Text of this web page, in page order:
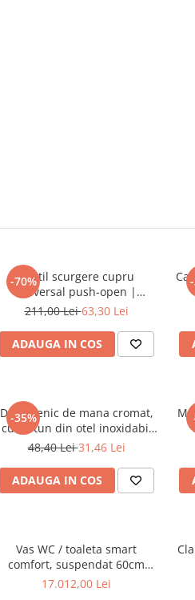
-70%
Ventil scurgere cupru
universal push-open |
A4514926
211,00 Lei63,30 Lei
ADAUGA IN COS
-35%
Dus igienic de mana cromat,
cu furtun din otel inoxidabil
120cm, cap rotativ, buton
| 3029
48,40 Lei31,46 Lei
ADAUGA IN COS
Vas WC / toaleta smart
comfort, suspendat 60cm
fixare ascunsa | 5674B403-
17.012,00 Lei